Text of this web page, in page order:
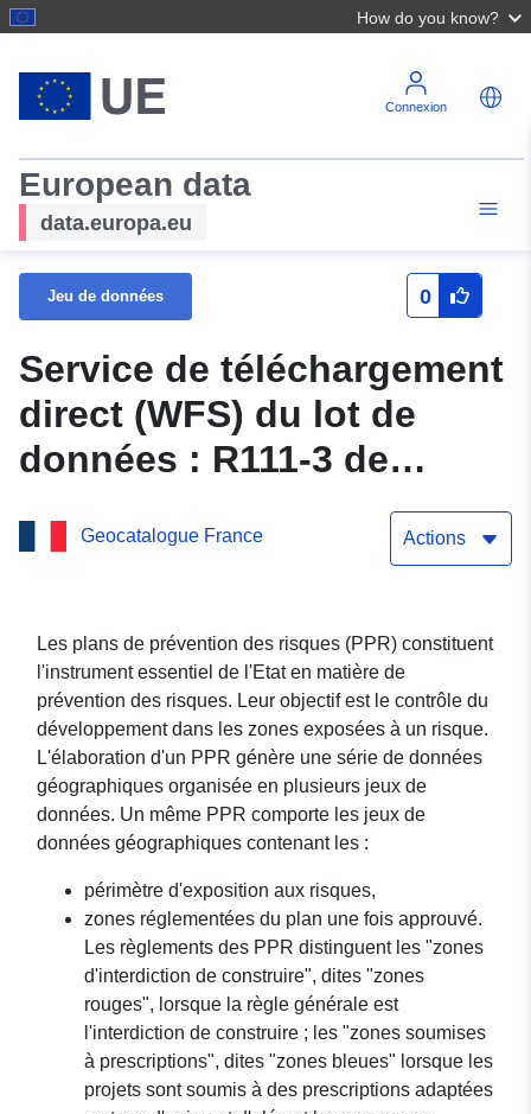
How do you know?
Connexion
European data
data.europa.eu
Jeu de données 0
Service de téléchargement
direct (WFS) du lot de
données : R111-3 de
approuvé le 19/11/1992
Geocatalogue France Actions
Les plans de prévention des risques (PPR) constituent
l'instrument essentiel de l'Etat en matière de
prévention des risques. Leur objectif est le contrôle du
développement dans les zones exposées à un risque.
L'élaboration d'un PPR génère une série de données
géographiques organisée en plusieurs jeux de
données. Un même PPR comporte les jeux de
données géographiques contenant les :
périmètre d'exposition aux risques,
zones réglementées du plan une fois approuvé.
Les règlements des PPR distinguent les "zones
d'interdiction de construire", dites "zones
rouges", lorsque la règle générale est
l'interdiction de construire ; les "zones soumises
à prescriptions", dites "zones bleues" lorsque les
projets sont soumis à des prescriptions adaptées